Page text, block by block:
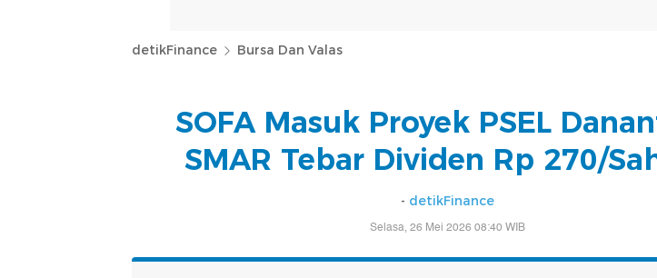
detikFinance Bursa Dan Valas
SOFA Masuk Proyek PSEL
SMAR Tebar Dividen Rp 270/
- detikFinance
Selasa, 26 Mei 2026 08:40 WIB